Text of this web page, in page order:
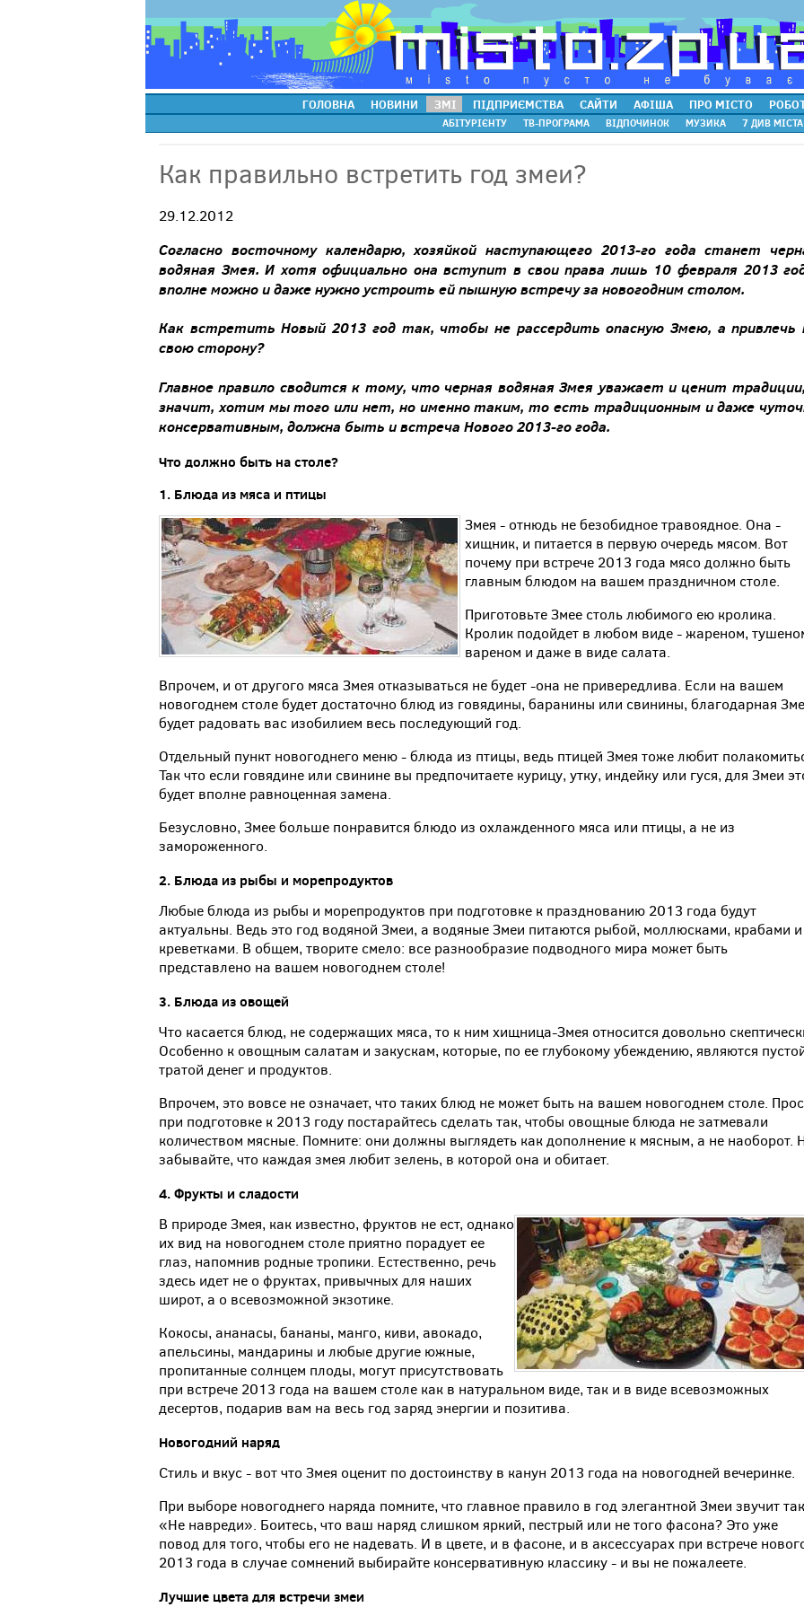
ГОЛОВНА НОВИНИ ЗМІ ПІДПРИЄМСТВА САЙТИ АФІША ПРО МІСТО
АБІТУРІЄНТУ ТВ-ПРОГРАМА ВІДПОЧИНОК МУЗИКА 7 ДИВ МІСТА
Как правильно встретить год змеи?
29.12.2012
Согласно восточному календарю,хозяйкой наступающего 2013-го года станет
водяная Змея.И хотя официально она вступит в свои права лишь 10 февраля 2013
вполнеможноидаженужно устроить ейпышнуювстречуза новогоднимстолом.
Как встретить Новый 2013 год так,чтобы не рассердить опасную Змею, а привлечь
своюсторону?
Главное правило сводится к тому, что черная водяная Змея уважает и ценит традиции
значит,хотим мы того или нет, но именно таким,то есть традиционным и даже
консервативным, должна быть ивстреча Нового2013-гогода.
Что должно быть настоле?
1. Блюда из мяса и птицы
Змея - отнюдь не безобидное травоядное. Она -
хищник, и питается в первую очередь мясом. Вот
почему при встрече 2013 года мясо должно быть
главным блюдом на вашем праздничном столе.
Приготовьте Змее столь любимого ею кролика.
Кролик подойдет в любом виде - жареном,
вареном и даже в виде салата.
Впрочем, и от другого мяса Змея отказываться не будет -она не привередлива. Если на вашем
новогоднем столе будет достаточно блюд из говядины, баранины или свинины, благодарная
будет радовать вас изобилием весь последующий год.
Отдельный пункт новогоднего меню - блюда из птицы, ведь птицей Змея тоже любит
Так что если говядине или свинине вы предпочитаете курицу, утку, индейку или гуся, для Змеи
будет вполне равноценная замена.
Безусловно, Змее больше понравится блюдо из охлажденного мяса или птицы, а не из
замороженного.
2. Блюда из рыбы и морепродуктов
Любые блюда из рыбы и морепродуктов при подготовке к празднованию 2013 года будут
актуальны. Ведь это год водяной Змеи, а водяные Змеи питаются рыбой, моллюсками, крабами и
креветками. В общем, творите смело: все разнообразие подводного мира может быть
представлено на вашем новогоднем столе!
3. Блюда изовощей
Что касается блюд, не содержащих мяса, то к ним хищница-Змея относится довольно
Особенно к овощным салатам и закускам, которые, по ее глубокому убеждению, являются
тратой денег и продуктов.
Впрочем, это вовсе не означает, что таких блюд не может быть на вашем новогоднем столе.
при подготовке к 2013 году постарайтесь сделать так, чтобы овощные блюда не затмевали
количеством мясные. Помните: они должны выглядеть как дополнение к мясным, а не наоборот.
забывайте, что каждая змея любит зелень, в которой она и обитает.
4.Фрукты и сладости
В природе Змея, как известно, фруктов не ест, однако
их вид на новогоднем столе приятно порадует ее
глаз, напомнив родные тропики. Естественно, речь
здесь идет не о фруктах, привычных для наших
широт, а о всевозможной экзотике.
Кокосы, ананасы, бананы, манго, киви, авокадо,
апельсины, мандарины и любые другие южные,
пропитанные солнцем плоды, могут присутствовать
при встрече 2013 года на вашем столе как в натуральном виде, так и в виде всевозможных
десертов, подарив вам на весь год заряд энергии и позитива.
Новогодний наряд
Стиль и вкус - вот что Змея оценит по достоинству в канун 2013 года на новогодней вечеринке.
При выборе новогоднего наряда помните, что главное правило в год элегантной Змеи звучит
«Не навреди». Боитесь, что ваш наряд слишком яркий, пестрый или не того фасона? Это уже
повод для того, чтобы его не надевать. И в цвете, и в фасоне, и в аксессуарах при встрече
2013 года в случае сомнений выбирайте консервативную классику - и вы не пожалеете.
Лучшие цветадля встречи змеи